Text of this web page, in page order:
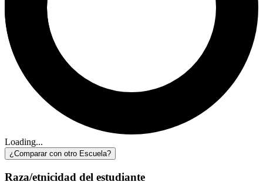
Loading...
¿Comparar con otro Escuela?
Raza/etnicidad del estudiante